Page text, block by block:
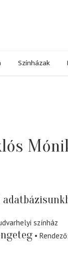
Színházak
színház
Rendező